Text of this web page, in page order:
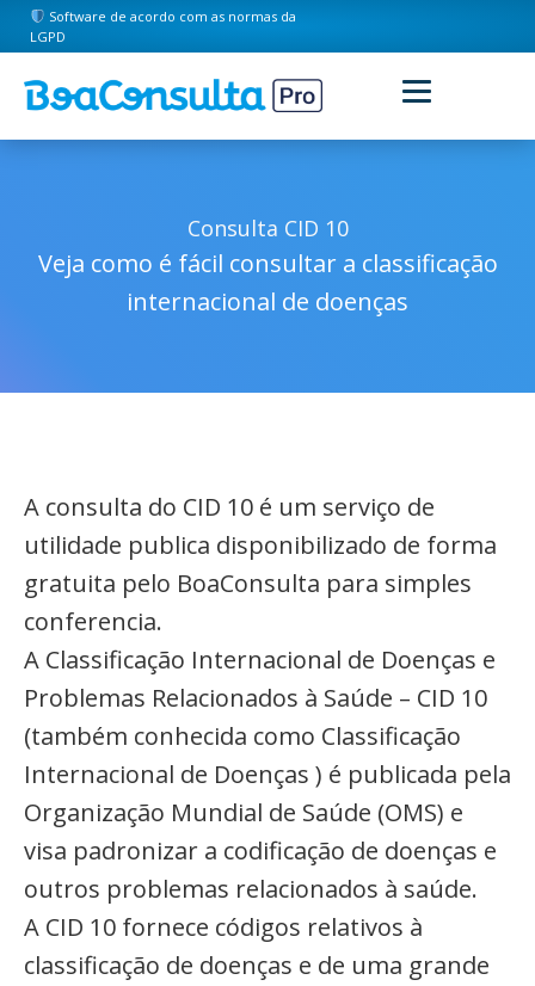
Software de acordo com as normas da
LGPD
Consulta CID 10
Veja como é fácil consultar a classificação
internacional de doenças
A consulta do CID 10 é um serviço de
utilidade publica disponibilizado de forma
gratuita pelo BoaConsulta para simples
conferencia.
A Classificação Internacional de Doenças e
Problemas Relacionados à Saúde – CID 10
(também conhecida como Classificação
Internacional de Doenças ) é publicada pela
Organização Mundial de Saúde (OMS) e
visa padronizar a codificação de doenças e
outros problemas relacionados à saúde.
A CID 10 fornece códigos relativos à
classificação de doenças e de uma grande